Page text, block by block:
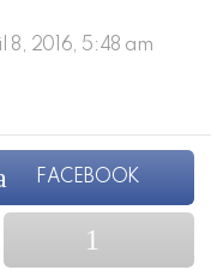
8, 2016, 5:48 am
FACEBOOK